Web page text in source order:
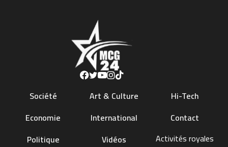
Société
Economie
Politique
Art & Culture
International
Vidéos
Hi-Tech
Contact
Activités royales